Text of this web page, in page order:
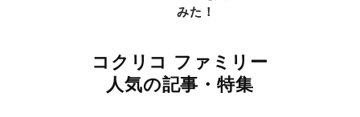
みた！
コクリコ ファミリー
人気の記事・特集